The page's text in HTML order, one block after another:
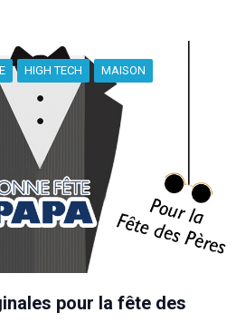
HIGH TECH MAISON
pour la fête des